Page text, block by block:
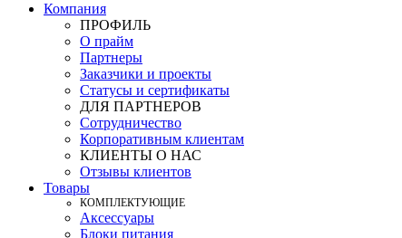
Компания
ПРОФИЛЬ
О прайм
Партнеры
Заказчики и проекты
Статусы и сертификаты
ДЛЯ ПАРТНЕРОВ
Сотрудничество
Корпоративным клиентам
КЛИЕНТЫ О НАС
Отзывы клиентов
Товары
КOМПЛЕКТУЮЩИЕ
Аксессуары
Блоки питания